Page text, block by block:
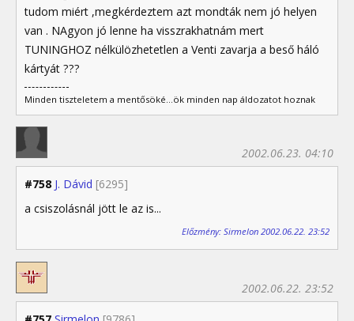
tudom miért ,megkérdeztem azt mondták nem jó helyen
van . NAgyon jó lenne ha visszrakhatnám mert
TUNINGHOZ nélkülözhetetlen a Venti zavarja a beső háló
kártyát ???
Minden tiszteletem a mentősöké...ök minden nap áldozatot hoznak
#758 J. Dávid [6295]
2002.06.23. 04:10
a csiszolásnál jött le az is...
Előzmény: Sirmelon 2002.06.22. 23:52
2002.06.22. 23:52